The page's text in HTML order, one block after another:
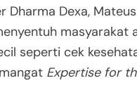
Dharma Dexa,
masyarakat
seperti cek
Expertise for